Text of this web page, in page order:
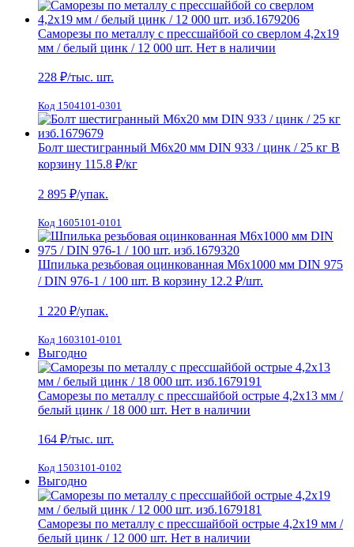
Саморезы по металлу с прессшайбой со сверлом 4,2х19
мм / белый цинк / 12 000 шт. Нет в наличии
228 ₽/тыс. шт.
Код 1504101-0301
Болт шестигранный М6х20 мм DIN 933 / цинк / 25 кг В
корзину 115.8 ₽/кг
2 895 ₽/упак.
Код 1605101-0101
Шпилька резьбовая оцинкованная М6х1000 мм DIN 975
/ DIN 976-1 / 100 шт. В корзину 12.2 ₽/шт.
1 220 ₽/упак.
Код 1603101-0101
Выгодно
Саморезы по металлу с прессшайбой острые 4,2х13 мм /
белый цинк / 18 000 шт. Нет в наличии
164 ₽/тыс. шт.
Код 1503101-0102
Выгодно
Саморезы по металлу с прессшайбой острые 4,2х19 мм /
белый цинк / 12 000 шт. Нет в наличии